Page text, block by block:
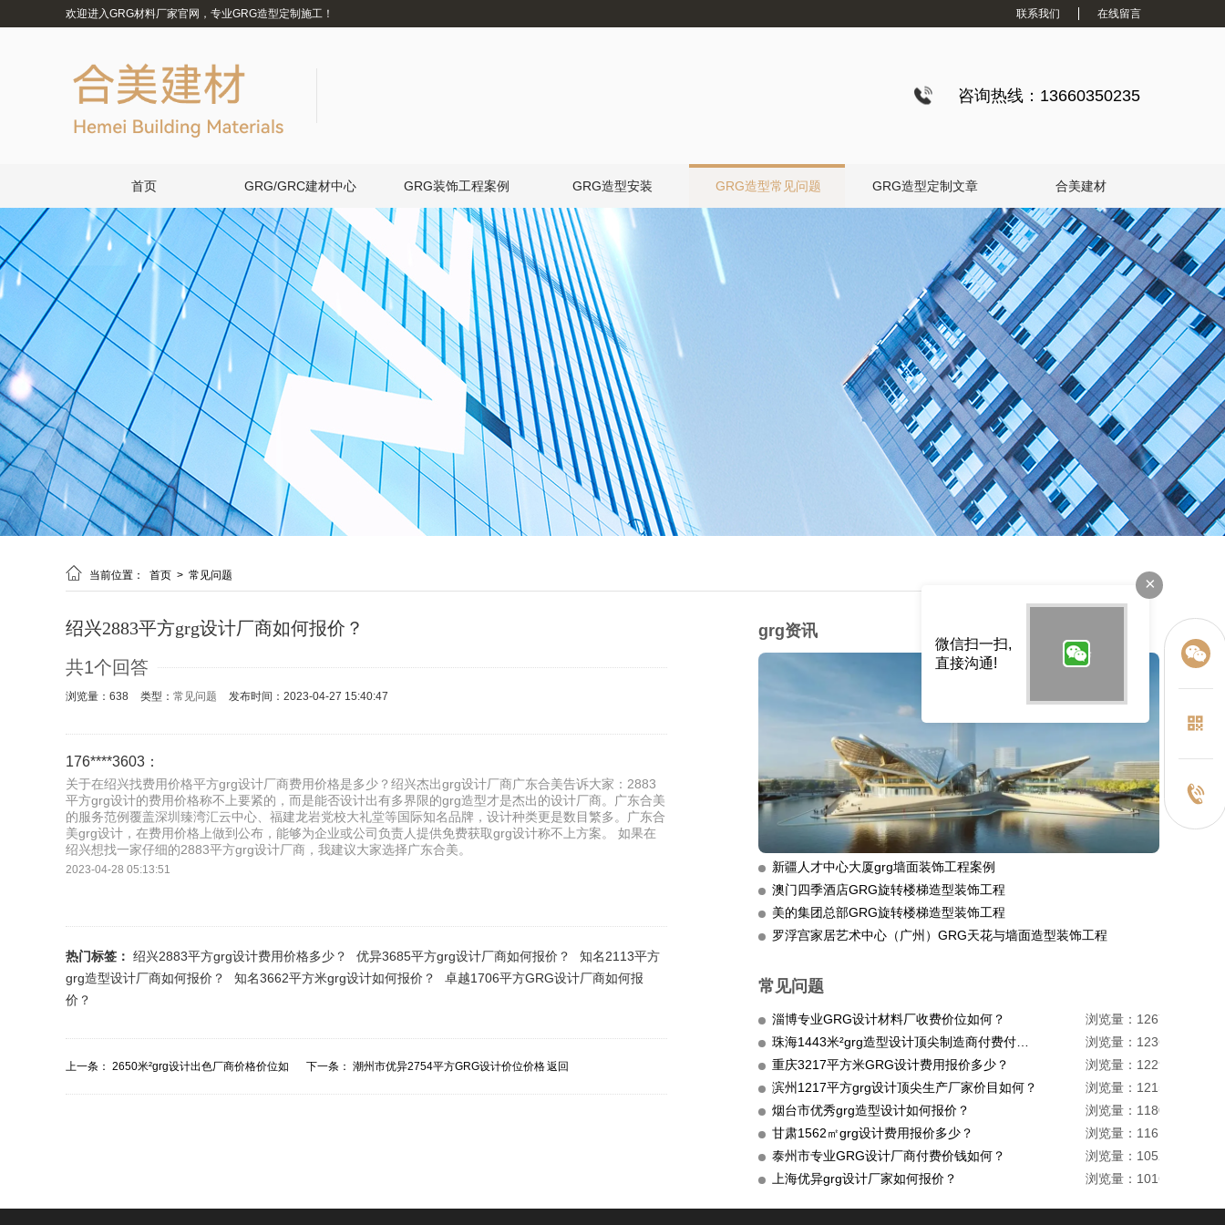
欢迎进入GRG材料厂家官网，专业GRG造型定制施工！ 联系我们 在线留言
咨询热线：13660350235
首页 GRG/GRC建材中心 GRG装饰工程案例 GRG造型安装 GRG造型常见问题 GRG造型定制文章 合美建材
 当前位置： 首页 > 常见问题
绍兴2883平方grg设计厂商如何报价？
共1个回答
浏览量：638 类型： 常见问题 发布时间：2023-04-27 15:40:47
176****3603：
关于在绍兴找费用价格平方grg设计厂商费用价格是多少？绍兴杰出grg设计厂商广东合美告诉大家：2883
平方grg设计的费用价格称不上要紧的，而是能否设计出有多界限的grg造型才是杰出的设计厂商。广东合美
的服务范例覆盖深圳臻湾汇云中心、福建龙岩党校大礼堂等国际知名品牌，设计种类更是数目繁多。广东合
美grg设计，在费用价格上做到公布，能够为企业或公司负责人提供免费获取grg设计称不上方案。 如果在
绍兴想找一家仔细的2883平方grg设计厂商，我建议大家选择广东合美。
2023-04-28 05:13:51
热门标签： 绍兴2883平方grg设计费用价格多少？ 优异3685平方grg设计厂商如何报价？
知名2113平方
grg造型设计厂商如何报价？
知名3662平方米grg设计如何报价？
卓越1706平方GRG设计厂商如何报
价？
上一条： 2650米²grg设计出色厂商价格价位如
下一条： 潮州市优异2754平方GRG设计价位价格返回
grg资讯
新疆人才中心大厦grg墙面装饰工程案例
澳门四季酒店GRG旋转楼梯造型装饰工程
美的集团总部GRG旋转楼梯造型装饰工程
罗浮宫家居艺术中心（广州）GRG天花与墙面造型装饰工程
常见问题
淄博专业GRG设计材料厂收费价位如何？
浏览量：1267
浏览量：1236
重庆3217平方米GRG设计费用报价多少？
浏览量：1229
滨州1217平方grg设计顶尖生产厂家价目如何？
浏览量：1215
烟台市优秀grg造型设计如何报价？
浏览量：1180
甘肃1562㎡grg设计费用报价多少？
浏览量：1161
泰州市专业GRG设计厂商付费价钱如何？
浏览量：1052
上海优异grg设计厂家如何报价？
浏览量：1016
×
微信扫一扫,
直接沟通!